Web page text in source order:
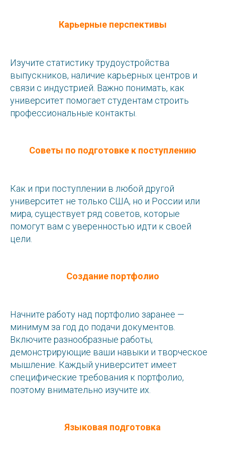
Карьерные перспективы
Изучите статистику трудоустройства
выпускников, наличие карьерных центров и
связи с индустрией. Важно понимать, как
университет помогает студентам строить
профессиональные контакты.
Советы по подготовке к поступлению
Как и при поступлении в любой другой
университет не только США, но и России или
мира, существует ряд советов, которые
помогут вам с уверенностью идти к своей
цели.
Создание портфолио
Начните работу над портфолио заранее —
минимум за год до подачи документов.
Включите разнообразные работы,
демонстрирующие ваши навыки и творческое
мышление. Каждый университет имеет
специфические требования к портфолио,
поэтому внимательно изучите их.
Языковая подготовка